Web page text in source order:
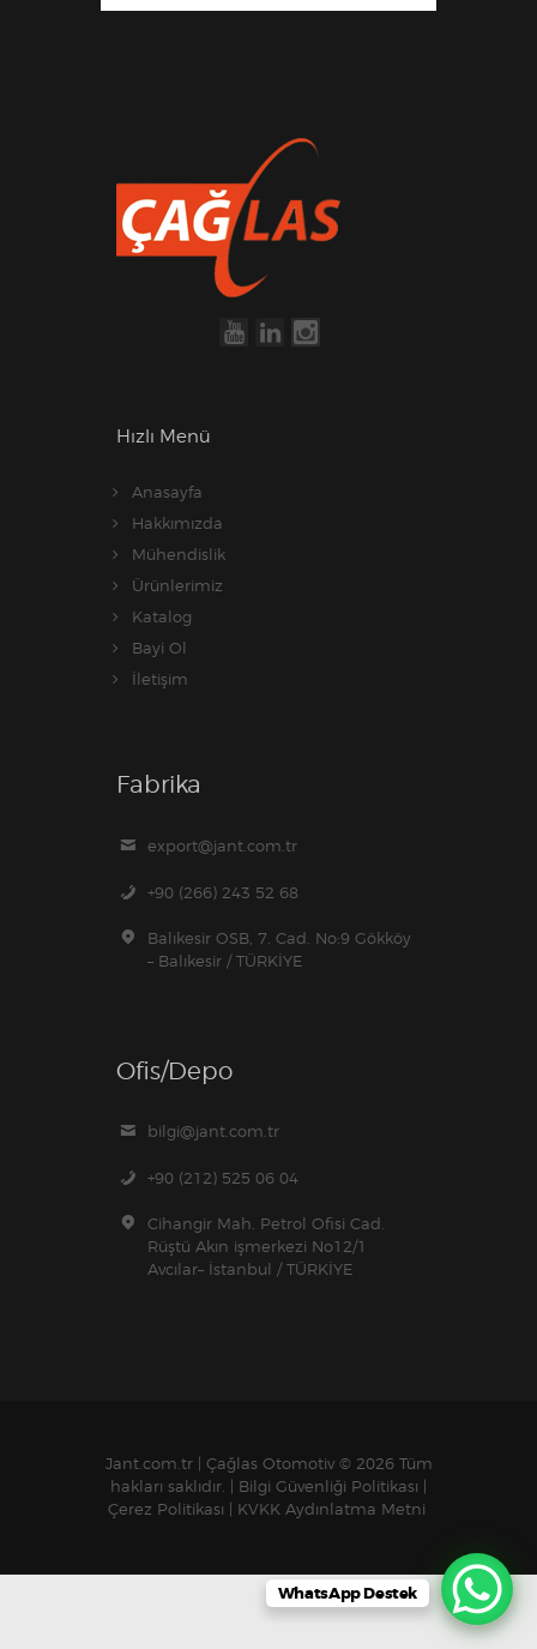
Hızlı Menü
Anasayfa
Hakkımızda
Mühendislik
Ürünlerimiz
Katalog
Bayi Ol
İletişim
Fabrika
export@jant.com.tr
+90 (266) 243 52 68
Balıkesir OSB, 7. Cad. No:9 Gökköy
– Balıkesir / TÜRKİYE
Ofis/Depo
bilgi@jant.com.tr
+90 (212) 525 06 04
Cihangir Mah. Petrol Ofisi Cad.
Rüştü Akın işmerkezi No12/1
Avcılar– İstanbul / TÜRKİYE
Jant.com.tr | Çağlas Otomotiv© 2026 Tüm
hakları saklıdır. | Bilgi Güvenliği Politikası
Çerez Politikası
KVKK Aydınlatma Metni
WhatsApp Destek